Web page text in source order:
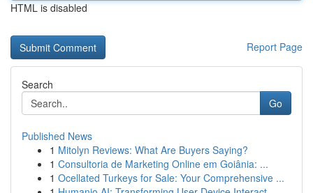
HTML is disabled
Report Page
Search
Go
Published News
1 Mitolyn Reviews: What Are Buyers Saying?
1 Consultoria de Marketing Online em Goiânia: ...
1 Ocellated Turkeys for Sale: Your Comprehensive ...